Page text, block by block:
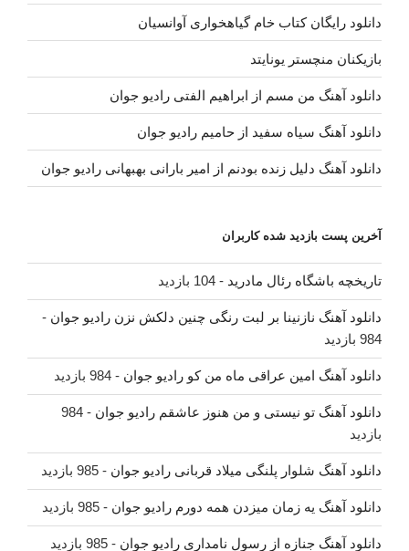
دانلود رایگان کتاب خام گیاهخواری آوانسیان
بازیکنان منچستر یونایتد
دانلود آهنگ من مسم از ابراهیم الفتی رادیو جوان
دانلود آهنگ سیاه سفید از حامیم رادیو جوان
دانلود آهنگ دلیل زنده بودنم از امیر بارانی بهبهانی رادیو جوان
آخرین پست بازدید شده کاربران
تاریخچه باشگاه رئال مادرید - 104 بازدید
دانلود آهنگ نازنینا بر لبت رنگی چنین دلکش نزن رادیو جوان -
984 بازدید
دانلود آهنگ امین عراقی ماه من کو رادیو جوان - 984 بازدید
دانلود آهنگ تو نیستی و من هنوز عاشقم رادیو جوان
- 984
بازدید
دانلود آهنگ شلوار پلنگی میلاد قربانی رادیو جوان - 985 بازدید
دانلود آهنگ یه زمان میزدن همه دورم رادیو جوان - 985 بازدید
دانلود آهنگ جنازه از رسول نامداری رادیو جوان - 985 بازدید